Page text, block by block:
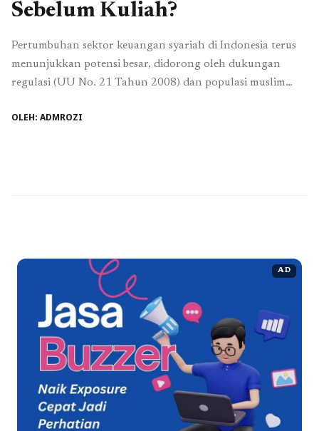
Sebelum Kuliah?
Pertumbuhan sektor keuangan syariah di Indonesia terus
menunjukkan potensi besar, didorong oleh dukungan
regulasi (UU No. 21 Tahun 2008) dan populasi muslim
yang mencapai 199 unit pada tahun 2016, menunjukkan
OLEH: ADMROZI
AD